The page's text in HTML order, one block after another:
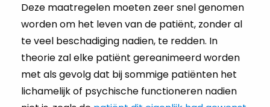
Deze maatregelen moeten zeer snel genomen
worden om het leven van de patiënt, zonder al
te veel beschadiging nadien, te redden. In
theorie zal elke patiënt gereanimeerd worden
met als gevolg dat bij sommige patiënten het
lichamelijk of psychische functioneren nadien